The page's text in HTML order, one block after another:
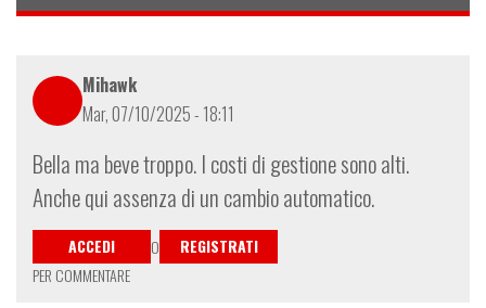
Mihawk
Mar, 07/10/2025 - 18:11
Bella ma beve troppo. I costi di gestione sono alti.
Anche qui assenza di un cambio automatico.
ACCEDI O
REGISTRATI
PER COMMENTARE